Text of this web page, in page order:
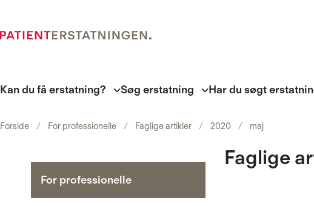
Kan du få erstatning? Søg erstatning Har du søgt
Forside For professionelle Faglige artikler 2020 maj
For professionelle
Faglige